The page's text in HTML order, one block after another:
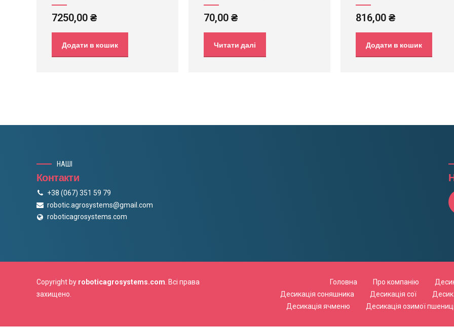
7250,00 ₴
Додати в кошик
70,00 ₴
Читати далі
816,00 ₴
Додати в кошик
НАШІ
Контакти
+38 (067) 351 59 79
robotic.agrosystems@gmail.com
roboticagrosystems.com
Copyright by roboticagrosystems.com . Всі права
захищено.
Головна Про компанію
Десикація соняшника
Десикація сої
Десикація ячменю
Десикація озимої